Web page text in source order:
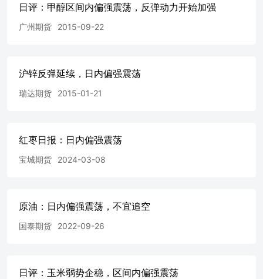
日评：甲醇区间内偏强震荡，反弹动力开始加强
广州期货 2015-09-22
沪锌反弹延续，日内偏强震荡
瑞达期货 2015-01-21
红枣日报：日内偏强震荡
宝城期货 2024-03-08
原油：日内偏强震荡，不宜追空
国泰期货 2022-09-26
日评：玉米弱势企稳，区间内偏强震荡